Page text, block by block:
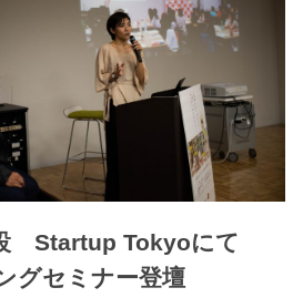
Startup Tokyoにて
グセミナー登壇